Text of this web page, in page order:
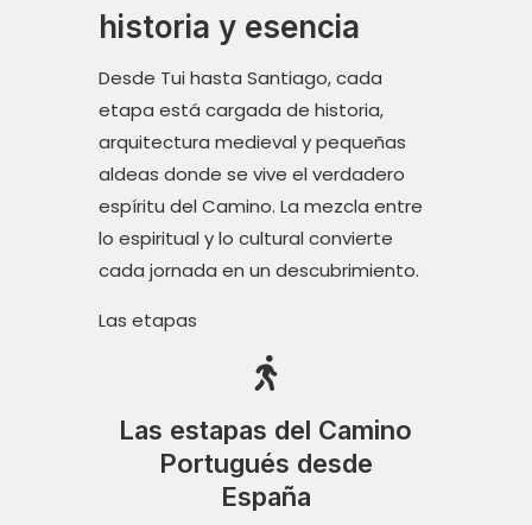
historia y esencia
Desde Tui hasta Santiago, cada
etapa está cargada de historia,
arquitectura medieval y pequeñas
aldeas donde se vive el verdadero
espíritu del Camino. La mezcla entre
lo espiritual y lo cultural convierte
cada jornada en un descubrimiento.
Las etapas
Las estapas del Camino
Portugués desde
España